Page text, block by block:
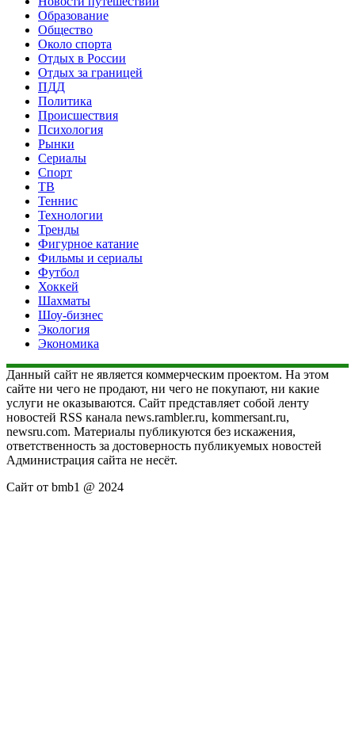
Образование
Общество
Около спорта
Отдых в России
Отдых за границей
ПДД
Политика
Происшествия
Психология
Рынки
Сериалы
Спорт
ТВ
Теннис
Технологии
Тренды
Фигурное катание
Фильмы и сериалы
Футбол
Хоккей
Шахматы
Шоу-бизнес
Экология
Экономика
Данный сайт не является коммерческим проектом. На этом
сайте ни чего не продают, ни чего не покупают, ни какие
услуги не оказываются. Сайт представляет собой ленту
новостей RSS канала news.rambler.ru, kommersant.ru,
newsru.com. Материалы публикуются без искажения,
ответственность за достоверность публикуемых новостей
Администрация сайта не несёт.
Сайт от bmb1 @ 2024